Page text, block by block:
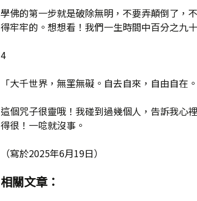
學佛的第一步就是破除無明，不要弄顛倒了，
得牢牢的。想想看！我們一生時間中百分之九
4
「大千世界，無罣無礙。自去自來，自由自在
這個咒子很靈哦！我碰到過幾個人，告訴我心
得很！一唸就沒事。
（寫於2025年6月19日）
相關文章：